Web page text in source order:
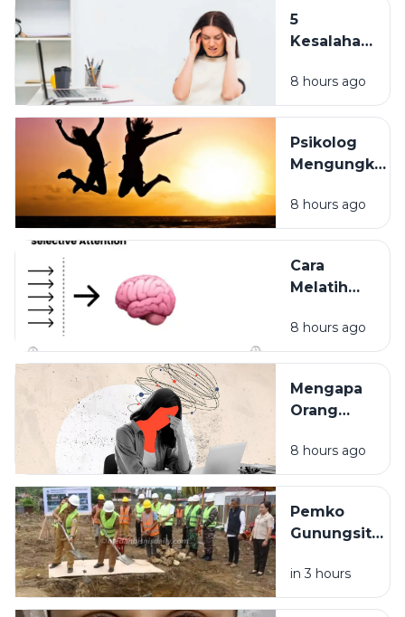
Kemerdekaan
Indonesia
5
Kesalahan
hari yang
Membuat
Mudah
Stres
Disadari
8 hours ago
Psikolog
Mengungkap
Sederhana
agar Hidup
Bahagia
8 hours ago
Cara
Melatih
Tetap
Fokus di
Distraksi
8 hours ago
Mengapa
Orang
Terlihat
Kuat
Rentan
Burnout?
8 hours ago
Pemko
Gunungsitoli
Pelayanan
Publik,
in 3 hours